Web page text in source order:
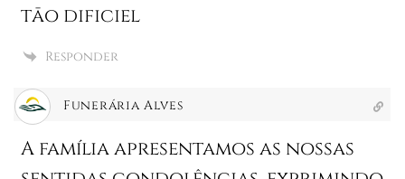
tāo dificiel
Responder
Funerária Alves
A família apresentamos as nossas